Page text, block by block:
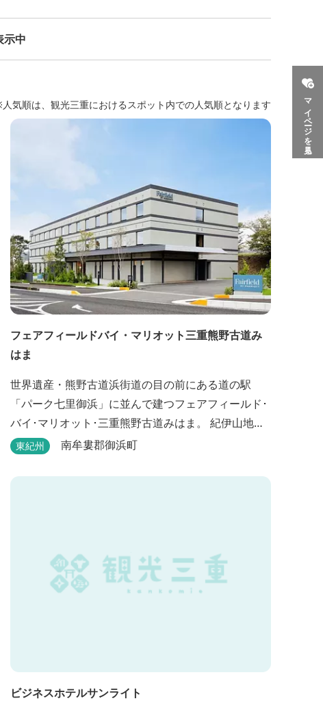
マイページを見る
示中
気順は、観光三重におけるスポット内での人気順となります
フェアフィールドバイ・マリオット三重熊野古道み
はま
世界遺産・熊野古道浜街道の目の前にある道の駅
「パーク七里御浜」に並んで建つフェアフィールド･
バイ･マリオット･三重熊野古道みはま。 紀伊山地を
背に雄大な熊野灘を望み、渚百選に選ばれた七里御
て暖かで過ごしやすく、季節を通じて穫れる数々の
東紀州 南牟婁郡御浜町
ビジネスホテルサンライト